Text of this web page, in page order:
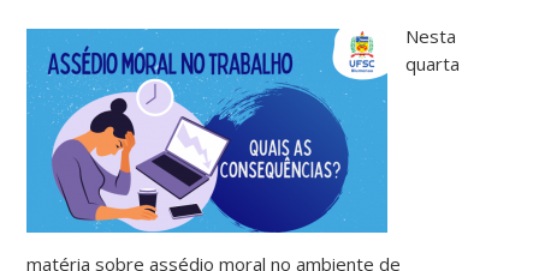
Nesta
quarta
matéria sobre assédio moral no ambiente de